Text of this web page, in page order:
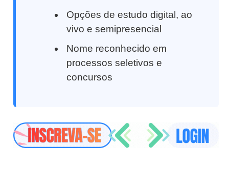
Opções de estudo digital, ao
vivo e semipresencial
Nome reconhecido em
processos seletivos e
concursos